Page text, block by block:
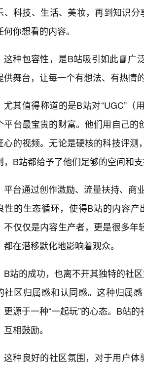
、科技、生活、美妆，再到知识
何你想看的内容。
这种包容性，是B站吸引如此📘广
供舞台，让每一个有想法、有热情
尤其值得称道的是B站对“UGC”
平台最宝贵的财富。他们用自己
心的视频。无论是硬核的科技评
，B站都给予了他们足够的空间和
平台通过创作激励、流量扶持、商
性的生态循环，使得B站的内容
不仅仅是内容生产者，更是很多
都在潜移默化地影响着观众。
B站的成功，也离不开其独特的社
社区归属感和认同感。这种归属
更源于一种“一起玩”的心态。B站
互相鼓励。
这种良好的社区氛围，对于用户